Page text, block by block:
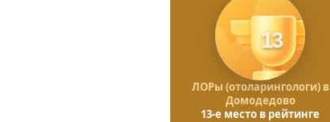
13
ЛОРы (отоларингологи) в
Домодедово
13-е место в рейтинге